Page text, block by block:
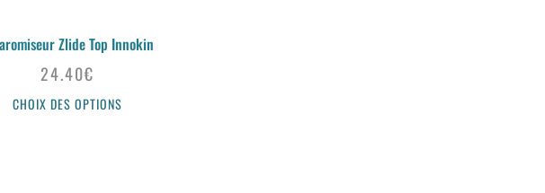
Zlide Top Innokin
24.40€
CHOIX DES OPTIONS